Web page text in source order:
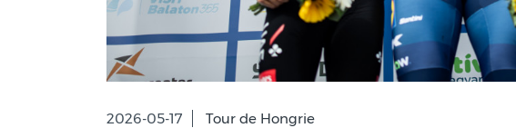
2026-05-17 Tour de Hongrie